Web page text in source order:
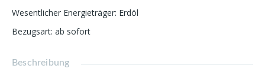
Wesentlicher Energieträger: Erdöl
Bezugsart: ab sofort
Beschreibung